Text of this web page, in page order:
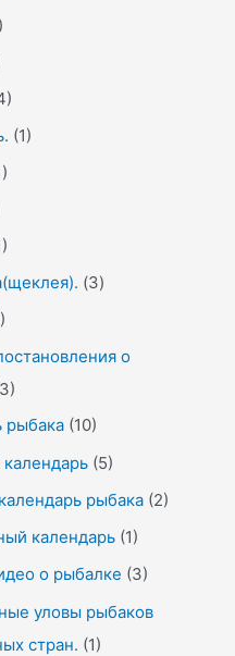
(1)
(3)
о
рыбака (10)
(5)
рыбака (2)
календарь (1)
о рыбалке (3)
уловы рыбаков
стран. (1)